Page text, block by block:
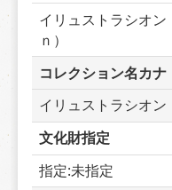
イリュストラシオン
ｎ）
コレクション名カナ
イリュストラシオン
文化財指定
指定:未指定